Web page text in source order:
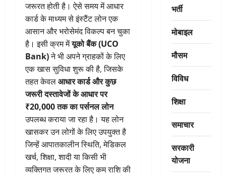
जरूरत होती है। ऐसे समय में आधार
कार्ड के माध्यम से इंस्टैंट लोन एक
आसान और भरोसेमंद विकल्प बन चुका
है। इसी क्रम मेंयूको बैंक (UCO
Bank)ने भी अपने ग्राहकों के लिए
एक खास सुविधा शुरू की है, जिसके
तहत केवलआधार कार्ड और कुछ
जरूरी दस्तावेजों के आधार पर
₹20,000 तक का पर्सनल लोन
उपलब्ध कराया जा रहा है। यह लोन
खासकर उन लोगों के लिए उपयुक्त है
जिन्हें आपातकालीन स्थिति, मेडिकल
खर्च, शिक्षा, शादी या किसी भी
व्यक्तिगत जरूरत के लिए कम राशि की
भर्ती
मोबाइल
मौसम
विविध
शिक्षा
समाचार
सरकारी
योजना